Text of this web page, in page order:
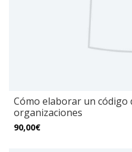
Cómo elaborar un
organizaciones
90,00€